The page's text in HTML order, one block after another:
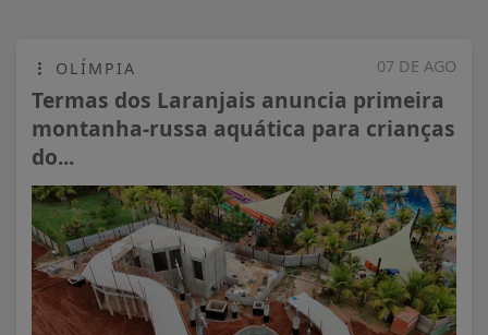
07 DE AGO
OLÍMPIA
Termas dos Laranjais anuncia primeira
montanha-russa aquática para crianças
do...